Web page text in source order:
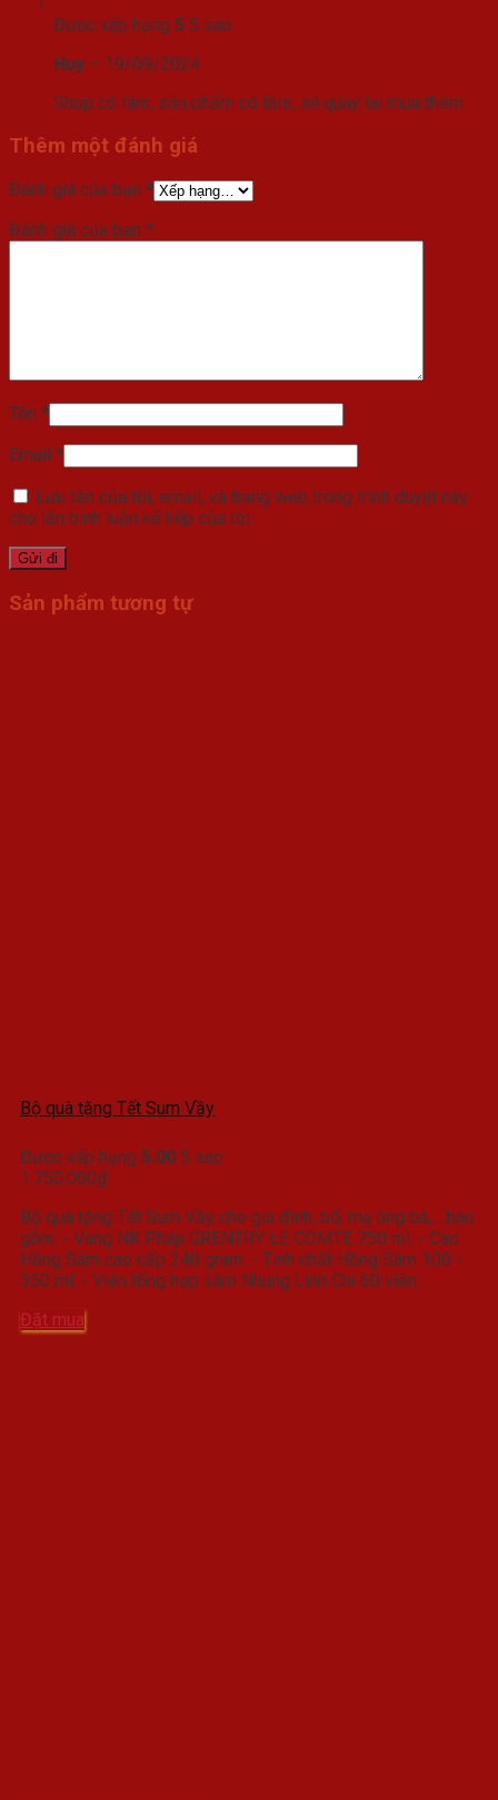
Được xếp hạng 5 5 sao
Huy – 19/09/2024
Shop có tâm, sản phẩm có tầm, sẽ quay lại mua thêm
Thêm một đánh giá
Đánh giá của bạn *
Đánh giá của bạn *
Tên *
Email *
Lưu tên của tôi, email, và trang web trong trình duyệt này
cho lần bình luận kế tiếp của tôi.
Sản phẩm tương tự
Bộ quà tặng Tết Sum Vầy
Được xếp hạng 5.00 5 sao
1.750.000₫
Bộ quà tặng Tết Sum Vầy cho gia đình, bố, mẹ ông bà,... bao
gồm: - Vang NK Pháp GRENTRY LE COMTE 750 ml. - Cao
Hồng Sâm cao cấp 240 gram. - Tinh chất Hồng Sâm 100 -
350 ml. - Viên tổng hợp sâm Nhung Linh Chi 60 viên.
Đặt mua